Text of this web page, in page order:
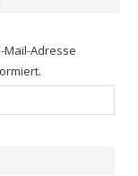
Mail-Adresse